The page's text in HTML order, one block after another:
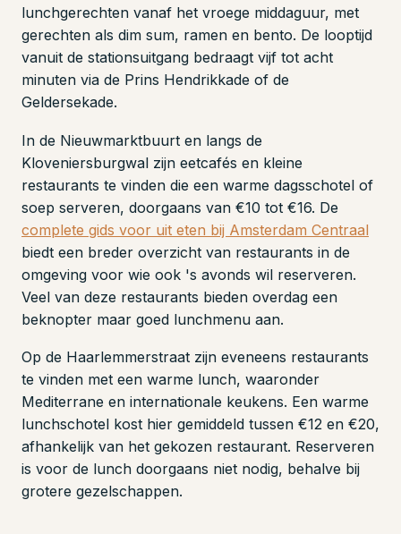
lunchgerechten vanaf het vroege middaguur, met
gerechten als dim sum, ramen en bento. De looptijd
vanuit de stationsuitgang bedraagt vijf tot acht
minuten via de Prins Hendrikkade of de
Geldersekade.
In de Nieuwmarktbuurt en langs de
Kloveniersburgwal zijn eetcafés en kleine
restaurants te vinden die een warme dagsschotel of
soep serveren, doorgaans van €10 tot €16. De
complete gids voor uit eten bij Amsterdam Centraal
biedt een breder overzicht van restaurants in de
omgeving voor wie ook 's avonds wil reserveren.
Veel van deze restaurants bieden overdag een
beknopter maar goed lunchmenu aan.
Op de Haarlemmerstraat zijn eveneens restaurants
te vinden met een warme lunch, waaronder
Mediterrane en internationale keukens. Een warme
lunchschotel kost hier gemiddeld tussen €12 en €20,
afhankelijk van het gekozen restaurant. Reserveren
is voor de lunch doorgaans niet nodig, behalve bij
grotere gezelschappen.